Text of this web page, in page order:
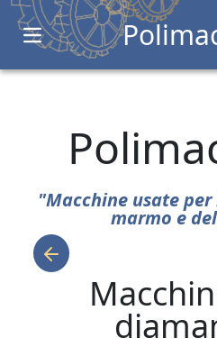
Open main menu
"Macchine usate
marmo e